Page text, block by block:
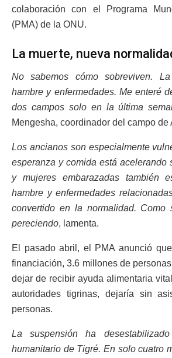
colaboración con el Programa
(PMA) de la ONU.
La muerte, nueva
No sabemos cómo sobreviven.
hambre y enfermedades. Me enteré
dos campos solo en la última
Mengesha, coordinador del campo de
Los ancianos son especialmente
esperanza y comida está acelerando
y mujeres embarazadas también
hambre y enfermedades
convertido en la normalidad. Como
pereciendo, lamenta.
El pasado abril, el PMA anunció
financiación, 3.6 millones de
dejar de recibir ayuda alimentaria
autoridades tigrinas, dejaría sin
personas.
La suspensión ha
humanitario de Tigré. En solo cuatro